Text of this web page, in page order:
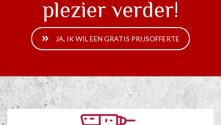
plezier verder!
JA, IK WIL EEN GRATIS PRIJSOFFERTE